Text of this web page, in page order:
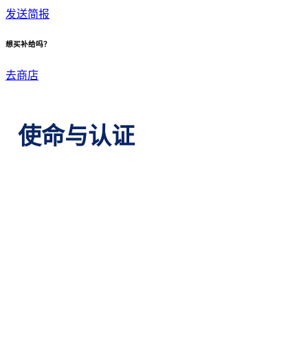
发送简报
想买补给吗？
去商店
使命与认证